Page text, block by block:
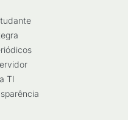
TI